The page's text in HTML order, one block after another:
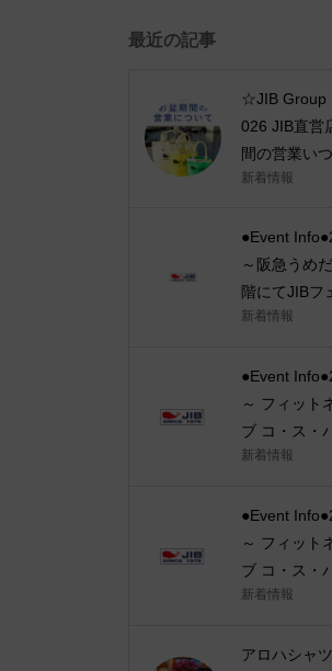
最近の記事
☆JIB
026 JIB直営
間の営業い
新着情報
●Event
～阪急うめ
階にてJIBフ
新着情報
●Event
～ フィット
ブ コ・ス・
新着情報
●Event
～ フィット
ブ コ・ス・
新着情報
アロハシャ